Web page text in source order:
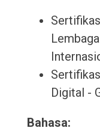
Digital -
Bahasa: